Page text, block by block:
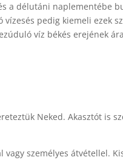
a délutáni naplementébe
pedig kiemeli ezek
víz békés erejének
Neked. Akasztót is
vagy személyes átvétellel.